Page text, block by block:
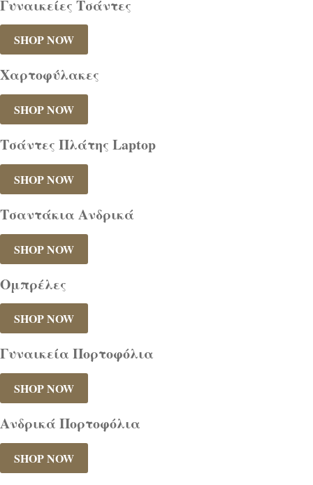
Γυναικείες Τσάντες
SHOP NOW
Χαρτοφύλακες
SHOP NOW
Τσάντες Πλάτης Laptop
SHOP NOW
Τσαντάκια Ανδρικά
SHOP NOW
Ομπρέλες
SHOP NOW
Γυναικεία Πορτοφόλια
SHOP NOW
Ανδρικά Πορτοφόλια
SHOP NOW